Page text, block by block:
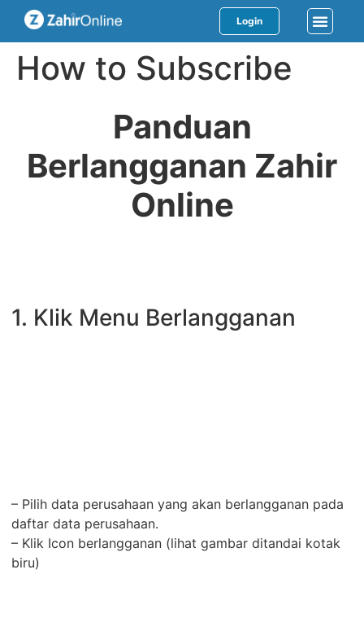
Login
How to Subscribe
Panduan
Berlangganan Zahir
Online
1. Klik Menu Berlangganan
– Pilih data perusahaan yang akan berlangganan pada
daftar data perusahaan.
– Klik Icon berlangganan (lihat gambar ditandai kotak
biru)